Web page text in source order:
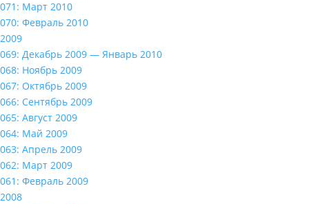
071: Март 2010
070: Февраль 2010
2009
069: Декабрь 2009 — Январь 2010
068: Ноябрь 2009
067: Октябрь 2009
066: Сентябрь 2009
065: Август 2009
064: Май 2009
063: Апрель 2009
062: Март 2009
061: Февраль 2009
2008